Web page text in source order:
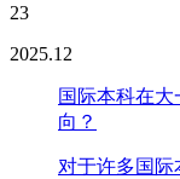
23
2025.12
国际本科在
向？
对于许多国际